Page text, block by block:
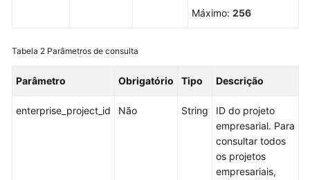
de
Máximo: 256
Tabela 2 Parâmetros de consulta
Parâmetro Obrigatório Tipo Descrição
enterprise_project_id Não String
ID do projeto
empresarial. Para
consultar todos
os projetos
empresariais,